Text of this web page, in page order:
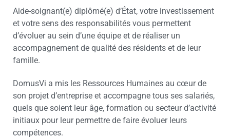
Aide-soignant(e) diplômé(e) d’État, votre investissement
et votre sens des responsabilités vous permettent
d’évoluer au sein d’une équipe et de réaliser un
accompagnement de qualité des résidents et de leur
famille.
DomusVi a mis les Ressources Humaines au cœur de
son projet d’entreprise et accompagne tous ses salariés,
quels que soient leur âge, formation ou secteur d’activité
initiaux pour leur permettre de faire évoluer leurs
compétences.